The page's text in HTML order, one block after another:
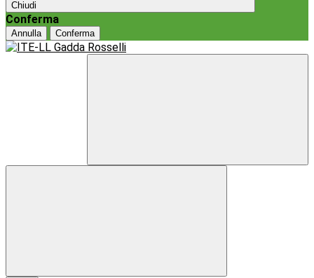
Chiudi
Conferma
Annulla Conferma